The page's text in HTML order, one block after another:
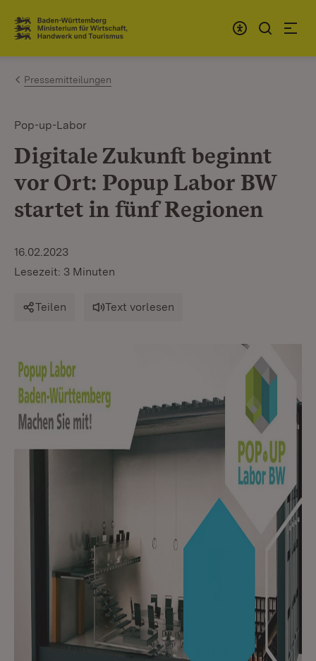
Zum Inhalt springen
Link zur Startseite
Pressemitteilungen
Pop-up-Labor
Digitale Zukunft beginnt
vor Ort: Popup Labor BW
startet in fünf Regionen
16.02.2023
Lesezeit: 3 Minuten
Teilen Text vorlesen